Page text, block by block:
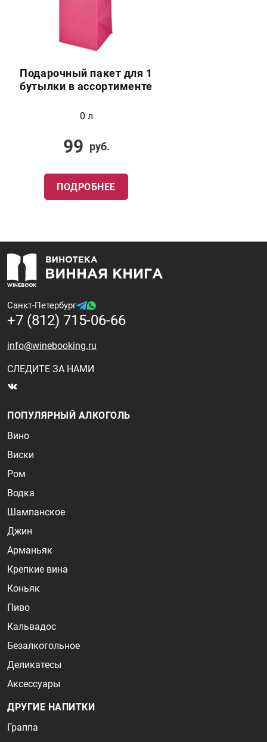
Подарочный пакет для 1
бутылки в ассортименте
0 л
99 руб.
ПОДРОБНЕЕ
Санкт-Петербург
+7 (812) 715-06-66
info@winebooking.ru
СЛЕДИТЕ ЗА НАМИ
ПОПУЛЯРНЫЙ АЛКОГОЛЬ
Вино
Виски
Ром
Водка
Шампанское
Джин
Арманьяк
Крепкие вина
Коньяк
Пиво
Кальвадос
Безалкогольное
Деликатесы
Аксессуары
ДРУГИЕ НАПИТКИ
Граппа